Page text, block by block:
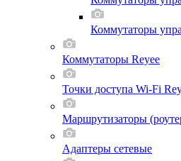
Коммутаторы
Коммутаторы Reyee
Точки доступа Wi-Fi
Маршрутизаторы
Адаптеры сетевые